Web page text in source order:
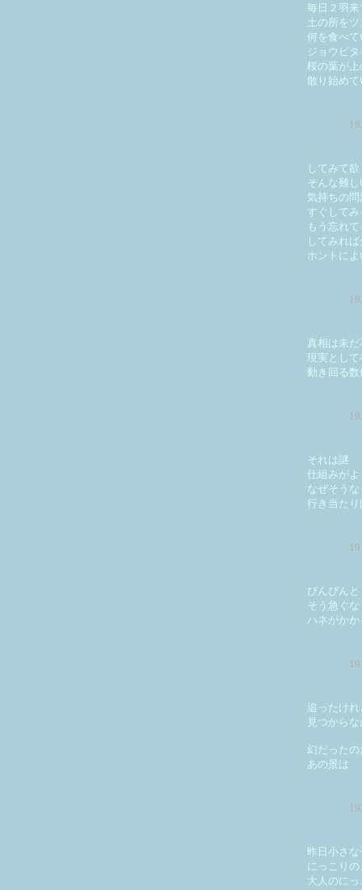
毎日２羽
土の所を
何を食べ
ジョウビ
桜の葉が
散り始めて
してみて
そんな難
気持ちの問
すぐして
もう忘れ
してみれ
ホントに
真相は未
現実とし
動き回る数
それは謎
仕組みが
なぜそう
行き当た
ぴんぴんと
そう急ぐな
ハネがかか
追ったけれ
見つから
幻だった
あの景は
昨日小さ
にっこり
大人のに